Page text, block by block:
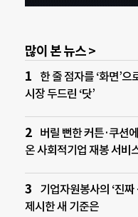
많이 본 뉴스 >
한 줄 점자를 ‘화면’
시장 두드린 ‘닷’
버릴 뻔한 커튼·쿠션
온 사회적기업 재봉 서비
기업자원봉사의 ‘진
제시한 새 기준은